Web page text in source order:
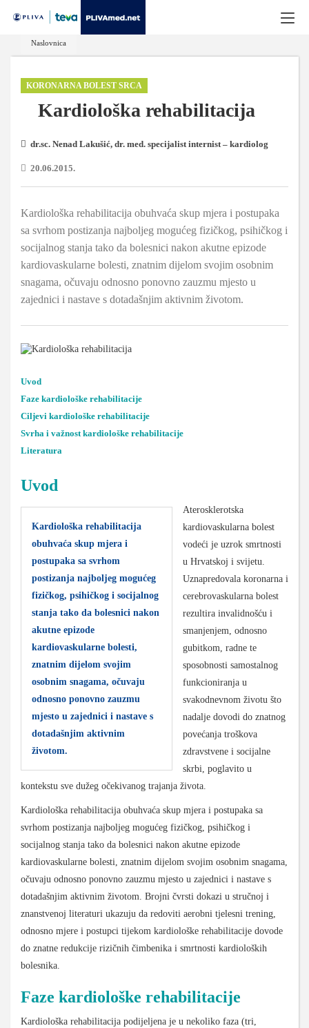
Naslovnica
KORONARNA BOLEST SRCA
Kardiološka rehabilitacija
dr.sc. Nenad Lakušić, dr. med. specijalist internist – kardiolog
20.06.2015.
Kardiološka rehabilitacija obuhvaća skup mjera i postupaka
sa svrhom postizanja najboljeg mogućeg fizičkog, psihičkog i
socijalnog stanja tako da bolesnici nakon akutne epizode
kardiovaskularne bolesti, znatnim dijelom svojim osobnim
snagama, očuvaju odnosno ponovno zauzmu mjesto u
zajednici i nastave s dotadašnjim aktivnim životom.
Uvod
Faze kardiološke rehabilitacije
Ciljevi kardiološke rehabilitacije
Svrha i važnost kardiološke rehabilitacije
Literatura
Uvod
Kardiološka rehabilitacija
obuhvaća skup mjera i
postupaka sa svrhom
postizanja najboljeg mogućeg
fizičkog, psihičkog i socijalnog
stanja tako da bolesnici nakon
akutne epizode
kardiovaskularne bolesti,
znatnim dijelom svojim
osobnim snagama, očuvaju
odnosno ponovno zauzmu
mjesto u zajednici i nastave s
dotadašnjim aktivnim
životom.
Aterosklerotska
kardiovaskularna bolest
vodeći je uzrok smrtnosti
u Hrvatskoj i svijetu.
Uznapredovala koronarna i
cerebrovaskularna bolest
rezultira invalidnošću i
smanjenjem, odnosno
gubitkom, radne te
sposobnosti samostalnog
funkcioniranja u
svakodnevnom životu što
nadalje dovodi do znatnog
povećanja troškova
zdravstvene i socijalne
skrbi, poglavito u
kontekstu sve dužeg očekivanog trajanja života.
Kardiološka rehabilitacija obuhvaća skup mjera i postupaka sa
svrhom postizanja najboljeg mogućeg fizičkog, psihičkog i
socijalnog stanja tako da bolesnici nakon akutne epizode
kardiovaskularne bolesti, znatnim dijelom svojim osobnim snagama,
očuvaju odnosno ponovno zauzmu mjesto u zajednici i nastave s
dotadašnjim aktivnim životom. Brojni čvrsti dokazi u stručnoj i
znanstvenoj literaturi ukazuju da redoviti aerobni tjelesni trening,
odnosno mjere i postupci tijekom kardiološke rehabilitacije dovode
do znatne redukcije rizičnih čimbenika i smrtnosti kardioloških
bolesnika.
Faze kardiološke rehabilitacije
Kardiološka rehabilitacija podijeljena je u nekoliko faza (tri,